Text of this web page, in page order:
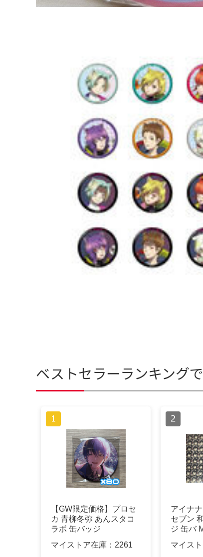
ベストセラーランキング
【GW限定価格】プロセ
カ 青柳冬弥 あんスタコ
ラボ 缶バッジ
マイストア在庫： 2261
アイナ
セブン
ジ 缶バ
マイスト